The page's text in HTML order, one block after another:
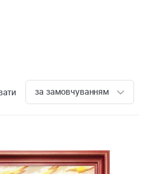
за замовчуванням